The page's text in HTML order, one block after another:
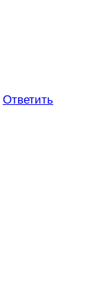
Ответить